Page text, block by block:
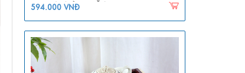
BT204/2 (HÀNG ĐẶT)
594.000 VNĐ